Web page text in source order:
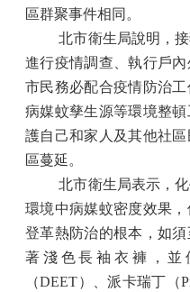
區群聚事件相同。
北市衛生局說明，
進行疫情調查、執行戶
市民務必配合疫情防治
病媒蚊孳生源等環境整
護自己和家人及其他社
區蔓延。
北市衛生局表示，
環境中病媒蚊密度效果
登革熱防治的根本，如
著淺色長袖衣褲，並
（DEET）、派卡瑞丁（